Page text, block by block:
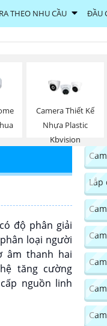
THEO NHU CẦU ĐẦU
Camera Thiết Kế
Nhựa Plastic
Kbvision
độ phân giải
loại người
âm thanh hai
tăng cường
nguồn linh
Lắp